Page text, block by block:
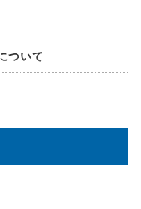
ついて